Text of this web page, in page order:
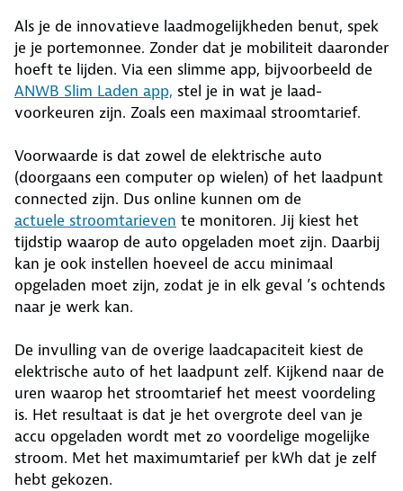
Als je de innovatieve laadmogelijkheden benut, spek
je je portemonnee. Zonder dat je mobiliteit daaronder
hoeft te lijden. Via een slimme app, bijvoorbeeld de
ANWB Slim Laden app, stel je in wat je laad-
voorkeuren zijn. Zoals een maximaal stroomtarief.
Voorwaarde is dat zowel de elektrische auto
(doorgaans een computer op wielen) of het laadpunt
connected zijn. Dus online kunnen om de
actuele stroomtarieven te monitoren. Jij kiest het
tijdstip waarop de auto opgeladen moet zijn. Daarbij
kan je ook instellen hoeveel de accu minimaal
opgeladen moet zijn, zodat je in elk geval ’s ochtends
naar je werk kan.
De invulling van de overige laadcapaciteit kiest de
elektrische auto of het laadpunt zelf. Kijkend naar de
uren waarop het stroomtarief het meest voordeling
is. Het resultaat is dat je het overgrote deel van je
accu opgeladen wordt met zo voordelige mogelijke
stroom. Met het maximumtarief per kWh dat je zelf
hebt gekozen.